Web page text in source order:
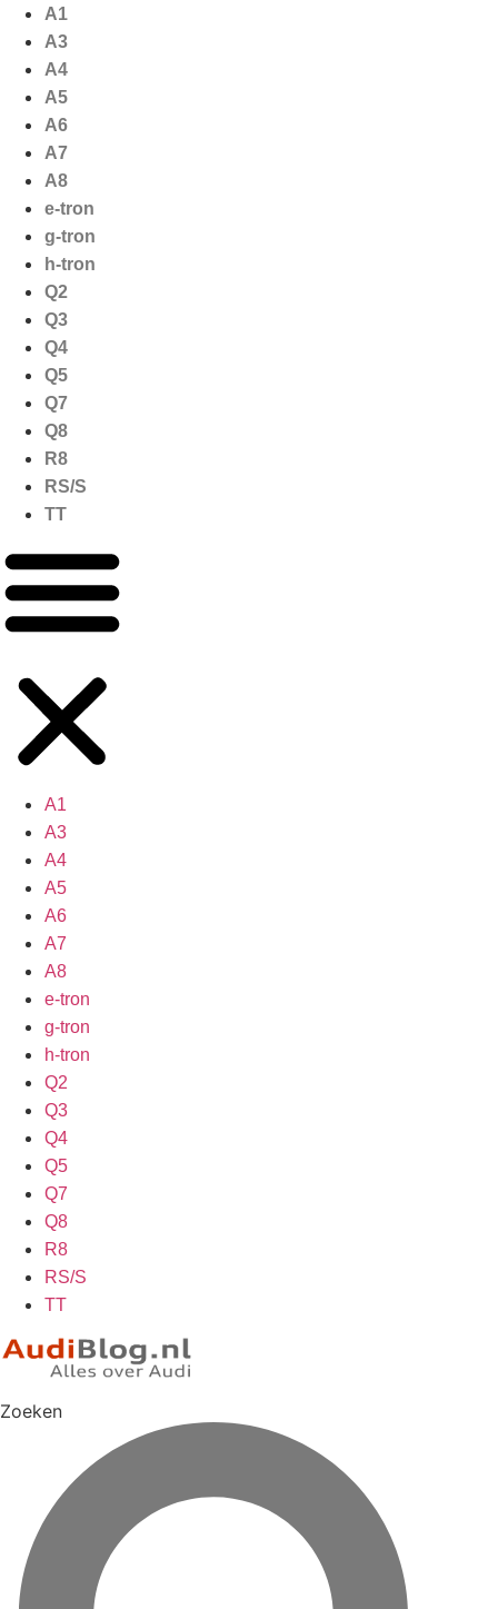
naar
inhoud
A1
A3
A4
A5
A6
A7
A8
e-tron
g-tron
h-tron
Q2
Q3
Q4
Q5
Q7
Q8
R8
RS/S
TT
A1
A3
A4
A5
A6
A7
A8
e-tron
g-tron
h-tron
Q2
Q3
Q4
Q5
Q7
Q8
R8
RS/S
TT
Zoeken